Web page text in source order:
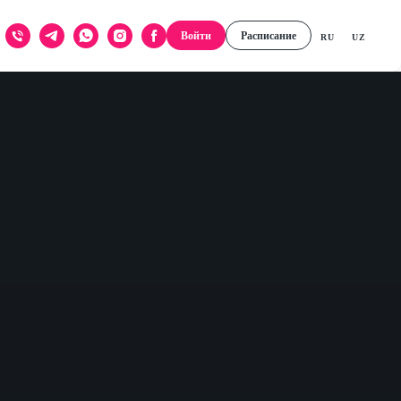
Войти Расписание RU UZ